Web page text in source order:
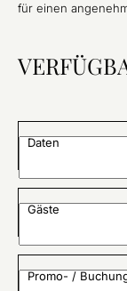
für einen
Daten
Gäste
Promo- /